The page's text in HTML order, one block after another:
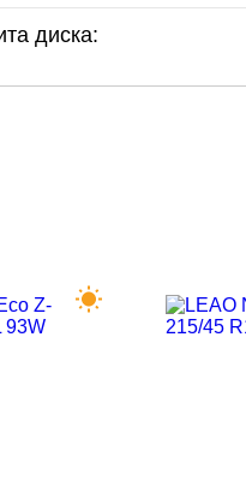
диска: